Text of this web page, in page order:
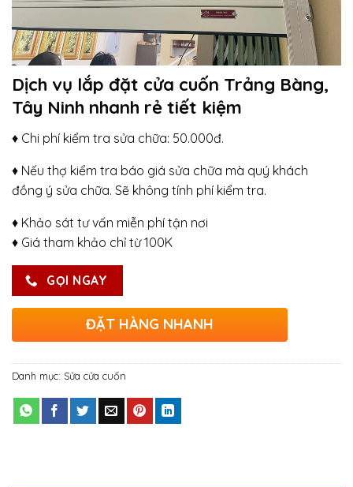
Dịch vụ lắp đặt cửa cuốn Trảng Bàng,
Tây Ninh nhanh rẻ tiết kiệm
♦ Chi phí kiểm tra sửa chữa: 50.000đ.
♦ Nếu thợ kiểm tra báo giá sửa chữa mà quý khách
đồng ý sửa chữa. Sẽ không tính phí kiểm tra.
♦ Khảo sát tư vấn miễn phí tận nơi
♦ Giá tham khảo chỉ từ 100K
GỌI NGAY
ĐẶT HÀNG NHANH
Danh mục: Sửa cửa cuốn